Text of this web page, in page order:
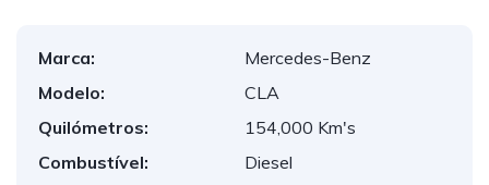
Marca:
Mercedes-Benz
Modelo:
CLA
Quilómetros:
154,000 Km's
Combustível:
Diesel